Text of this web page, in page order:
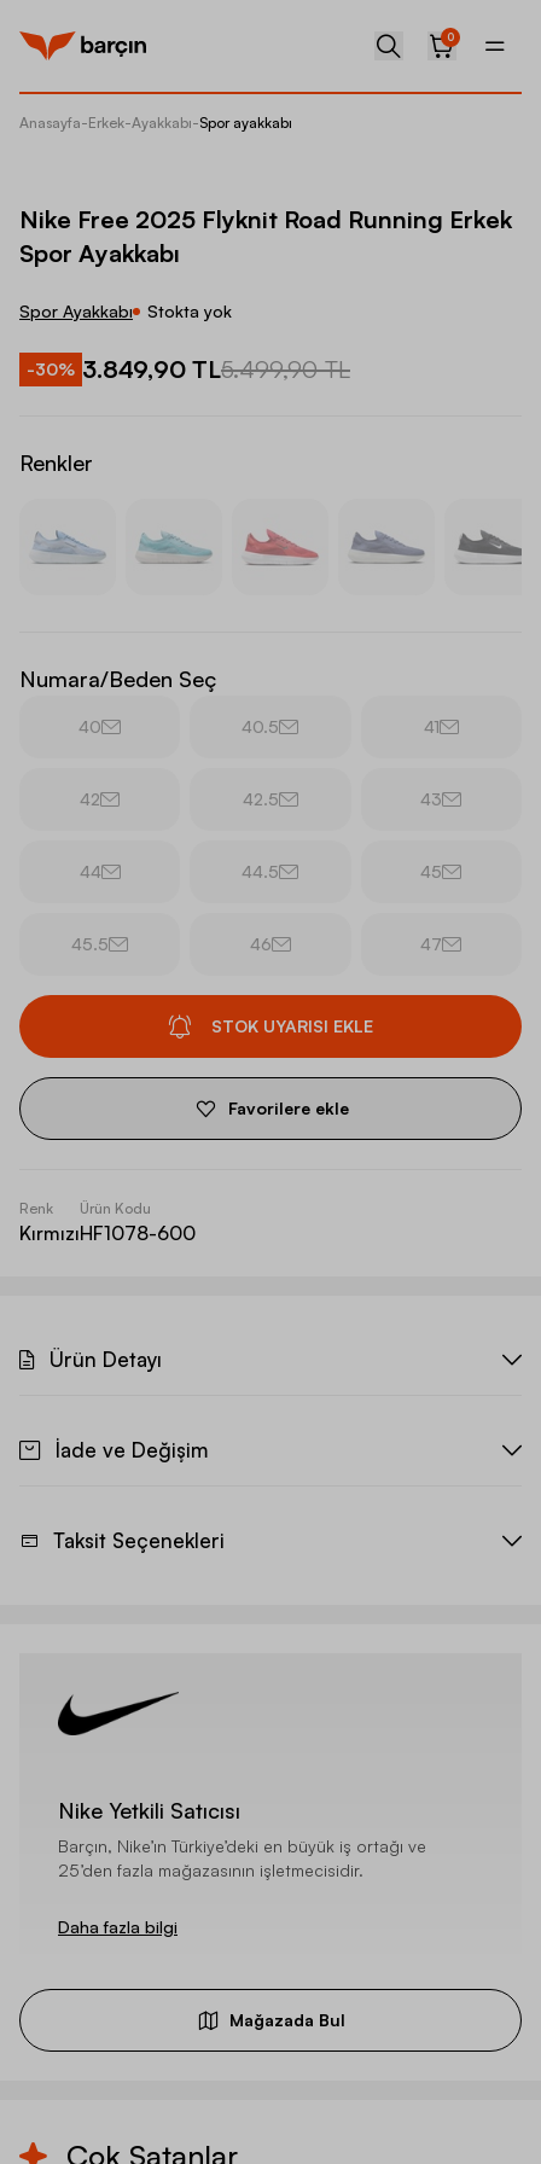
0
Anasayfa-Erkek-Ayakkabı-Spor ayakkabı
Nike Free 2025 Flyknit Road Running Erkek
Spor Ayakkabı
Spor Ayakkabı Stokta yok
-30% 3.849,90 TL5.499,90 TL
Renkler
Numara/Beden Seç
40 40.5 41
42 42.5 43
44 44.5 45
45.5 46 47
STOK UYARISI EKLE
Favorilere ekle
Renk
Kırmızı
Ürün Kodu
HF1078-600
Ürün Detayı
İade ve Değişim
Taksit Seçenekleri
Nike Yetkili Satıcısı
Barçın, Nike’ın Türkiye’deki en büyük iş ortağı ve
25’den fazla mağazasının işletmecisidir.
Daha fazla bilgi
Mağazada Bul
Çok Satanlar